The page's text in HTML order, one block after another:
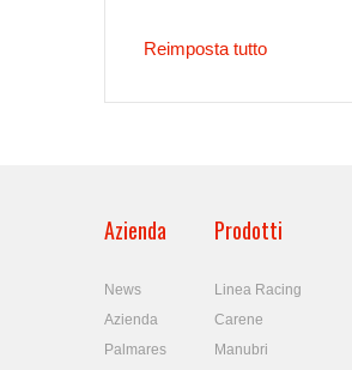
Reimposta tutto
Azienda
News
Azienda
Palmares
Prodotti
Linea Racing
Carene
Manubri